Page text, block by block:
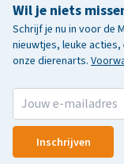
Wil je niets
Schrijf je nu in voor de
nieuwtjes, leuke
onze dierenarts.
Inschrijven